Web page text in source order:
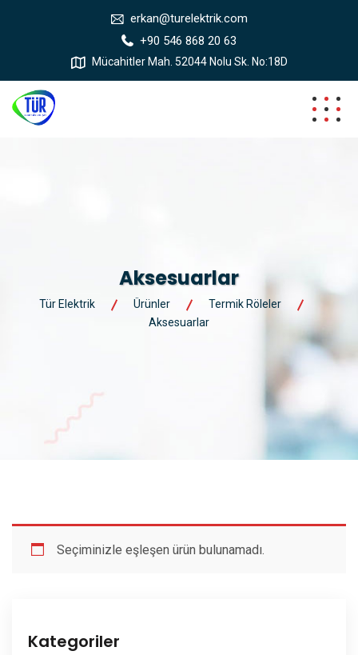
erkan@turelektrik.com
+90 546 868 20 63
Mücahitler Mah. 52044 Nolu Sk. No:18D
Aksesuarlar
Tür Elektrik Ürünler
Termik Röleler
Aksesuarlar
Seçiminizle eşleşen ürün bulunamadı.
Kategoriler